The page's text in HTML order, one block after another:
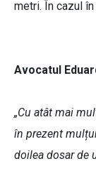
metri. În cazul
Avocatul
„Cu atât mai
în prezent
doilea dosar de